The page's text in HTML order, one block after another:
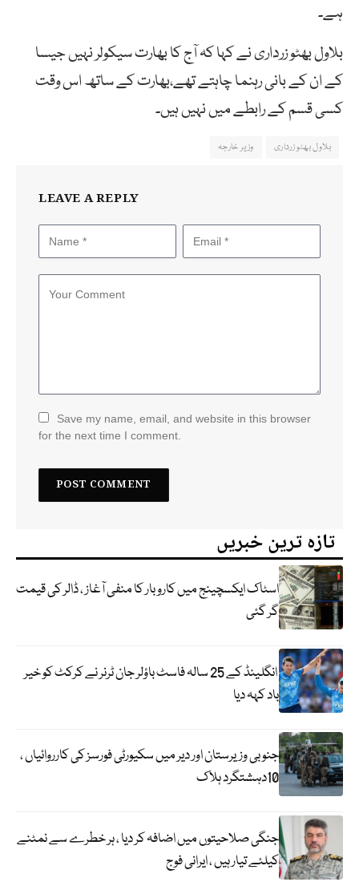
ہے۔
بلاول بھٹو زرداری نے کہا کہ آج کا بھارت سیکولر نہیں جیسا
کے ان کے بانی رہنما چاہتے تھے،بھارت کے ساتھ اس وقت
کسی قسم کے رابطے میں نہیں ہیں۔
بلاول بھٹو زرداری وزیر خارجہ
LEAVE A REPLY
Save my name, email, and website in this browser
for the next time I comment.
تازہ ترین خبریں
اسٹاک ایکسچینج میں کاروبار کا منفی آغاز ، ڈالر کی قیمت
گر گئی
انگلینڈ کے 25 سالہ فاسٹ باؤلر جان ٹرنر نے کرکٹ کو خیر
باد کہہ دیا
جنوبی وزیرستان اور دیر میں سکیورٹی فورسز کی کارروائیاں ،
10دہشتگرد ہلاک
جنگی صلاحیتوں میں اضافہ کر دیا ، ہر خطرے سے نمٹنے
کیلئے تیار ہیں ، ایرانی فوج